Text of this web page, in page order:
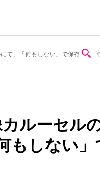
、「何もしない」で保存できる
ルーセル
もしない」